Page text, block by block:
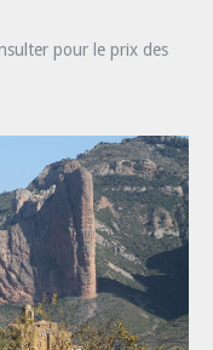
pour le prix des